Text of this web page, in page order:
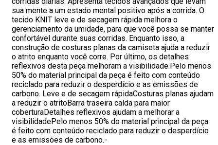
sua mente a um estado mental positivo após a corrida. O
tecido KNIT leve e de secagem rápida melhora o
gerenciamento da umidade, para que você possa se manter
confortável durante suas corridas. Enquanto isso, a
construção de costuras planas da camiseta ajuda a reduzir
o atrito enquanto você corre. Por último, os detalhes
reflexivos desta peça melhoram a visibilidade.Pelo menos
50% do material principal da peça é feito com conteúdo
reciclado para reduzir o desperdício e as emissões de
carbono. Leve e de secagem rápidaCosturas planas ajudam
a reduzir o atritoBarra traseira caída para maior
coberturaDetalhes reflexivos ajudam a melhorar a
visibilidadePelo menos 50% do material principal da peça
é feito com conteúdo reciclado para reduzir o desperdício
e as emissões de carbono.-